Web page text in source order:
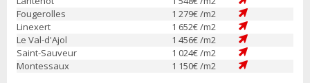
Fougerolles
1 279€ /m2
Linexert
1 652€ /m2
Le Val-d'Ajol
1 456€ /m2
Saint-Sauveur
1 024€ /m2
Montessaux
1 150€ /m2